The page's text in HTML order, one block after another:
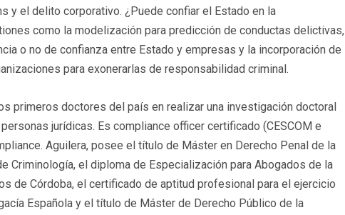
y el delito corporativo. ¿Puede confiar el Estado en la
como la modelización para predicción de conductas delictivas,
o no de confianza entre Estado y empresas y la incorporación de
para exonerarlas de responsabilidad criminal.
primeros doctores del país en realizar una investigación doctoral
jurídicas. Es compliance officer certificado (CESCOM e
Aguilera, posee el título de Máster en Derecho Penal de la
Criminología, el diploma de Especialización para Abogados de la
de Córdoba, el certificado de aptitud profesional para el ejercicio
Española y el título de Máster de Derecho Público de la